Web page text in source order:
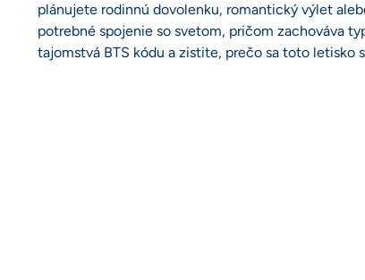
plánujete rodinnú dovolenku, romantický výlet
potrebné spojenie so svetom, pričom zachováva
tajomstvá BTS kódu a zistite, prečo sa toto